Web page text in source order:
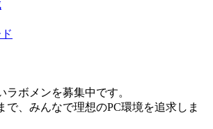
ラボメンを募集中です。
で、みんなで理想のPC環境を追求しま